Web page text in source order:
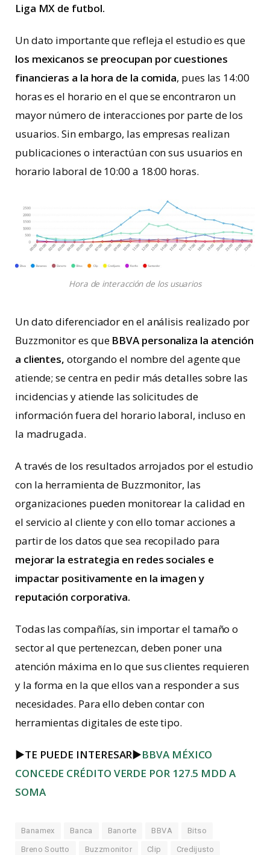
Liga MX de futbol.
Un dato importante que refleja el estudio es que
los mexicanos se preocupan por cuestiones
financieras a la hora de la comida, pues las 14:00
horas es el horario en el que se encontraron un
mayor número de interacciones por parte de los
usuarios. Sin embargo, las empresas realizan
publicaciones o interactúan con sus usuarios en
horario laboral de 10:00 a 18:00 horas.
Hora de interacción de los usuarios
Un dato diferenciador en el análisis realizado por
Buzzmonitor es que BBVA personaliza la atención
a clientes, otorgando el nombre del agente que
atiende; se centra en pedir más detalles sobre las
incidencias y atiende las solicitudes de
información fuera del horario laboral, incluso en
la madrugada.
A través de los resultados arrojados por el estudio
con la herramienta de Buzzmonitor, las
organizaciones pueden monitorear la calidad en
el servicio al cliente y con ello tomar acciones a
partir de los datos que sea recopilado para
mejorar la estrategia en redes sociales e
impactar positivamente en la imagen y
reputación corporativa.
Todas las compañías, sin importar el tamaño o
sector al que pertenezcan, deben poner una
atención máxima en lo que sus clientes requieren
y la forma en la que ellos van a responder a sus
necesidades. Para ello deben contar con
herramientas digitales de este tipo.
►TE PUEDE INTERESAR►BBVA MÉXICO
CONCEDE CRÉDITO VERDE POR 127.5 MDD A
SOMA
Banamex Banca Banorte BBVA Bitso
Breno Soutto Buzzmonitor Clip Credijusto